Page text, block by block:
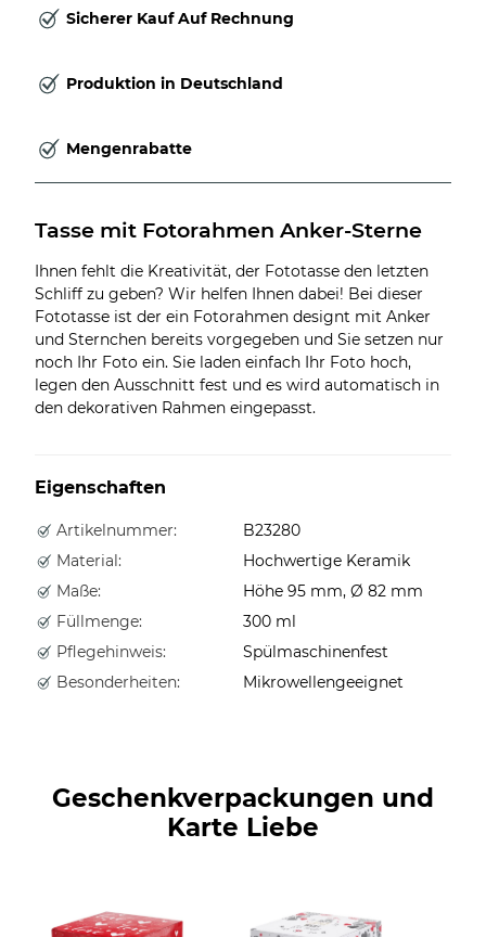
Sicherer Kauf Auf Rechnung
Produktion in Deutschland
Mengenrabatte
Tasse mit Fotorahmen Anker-Sterne
Ihnen fehlt die Kreativität, der Fototasse den letzten
Schliff zu geben? Wir helfen Ihnen dabei! Bei dieser
Fototasse ist der ein Fotorahmen designt mit Anker
und Sternchen bereits vorgegeben und Sie setzen nur
noch Ihr Foto ein. Sie laden einfach Ihr Foto hoch,
legen den Ausschnitt fest und es wird automatisch in
den dekorativen Rahmen eingepasst.
Eigenschaften
Artikelnummer:
B23280
Material:
Hochwertige Keramik
Maße:
Höhe 95 mm, Ø 82 mm
Füllmenge:
300 ml
Pflegehinweis:
Spülmaschinenfest
Besonderheiten:
Mikrowellengeeignet
Geschenkverpackungen und
Karte Liebe